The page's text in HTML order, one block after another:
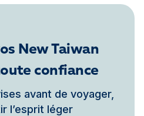
New Taiwan
confiance
avant de voyager,
l’esprit léger